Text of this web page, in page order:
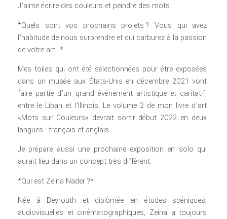
J’aime écrire des couleurs et peindre des mots.
*Quels sont vos prochains projets ? Vous qui avez
l’habitude de nous surprendre et qui carburez à la passion
de votre art…*
Mes toiles qui ont été sélectionnées pour être exposées
dans un musée aux États-Unis en décembre 2021 vont
faire partie d’un grand événement artistique et caritatif,
entre le Liban et l’Illinois. Le volume 2 de mon livre d’art
«Mots sur Couleurs» devrait sortir début 2022 en deux
langues : français et anglais.
Je prépare aussi une prochaine exposition en solo qui
aurait lieu dans un concept très différent.
*Qui est Zeina Nader ?*
Née à Beyrouth et diplômée en études scéniques,
audiovisuelles et cinématographiques, Zeina a toujours